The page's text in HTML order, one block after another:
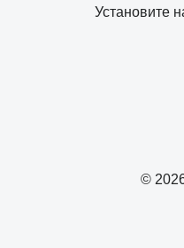
©
Установите